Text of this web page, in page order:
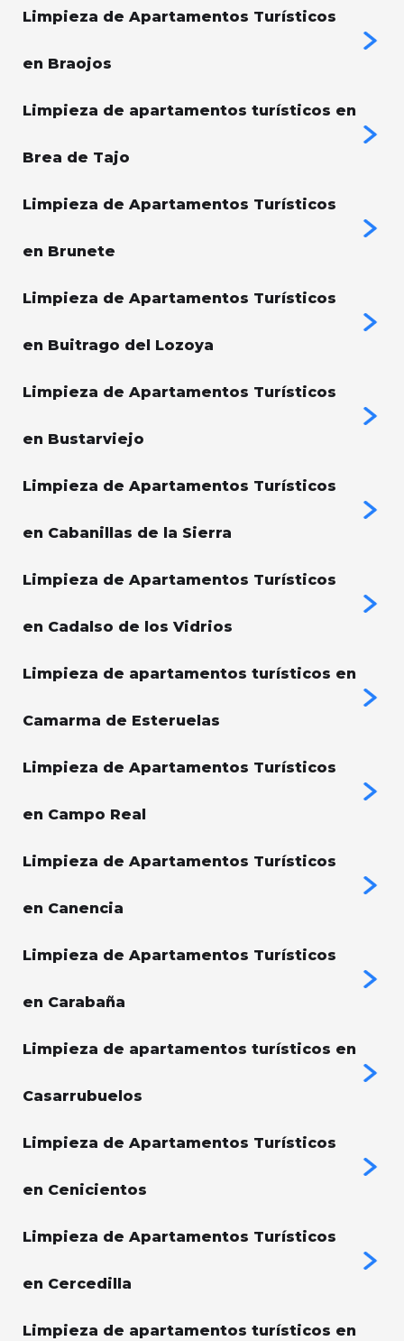
Limpieza de Apartamentos Turísticos
en Braojos
Limpieza de apartamentos turísticos en
Brea de Tajo
Limpieza de Apartamentos Turísticos
en Brunete
Limpieza de Apartamentos Turísticos
en Buitrago del Lozoya
Limpieza de Apartamentos Turísticos
en Bustarviejo
Limpieza de Apartamentos Turísticos
en Cabanillas de la Sierra
Limpieza de Apartamentos Turísticos
en Cadalso de los Vidrios
Limpieza de apartamentos turísticos en
Camarma de Esteruelas
Limpieza de Apartamentos Turísticos
en Campo Real
Limpieza de Apartamentos Turísticos
en Canencia
Limpieza de Apartamentos Turísticos
en Carabaña
Limpieza de apartamentos turísticos en
Casarrubuelos
Limpieza de Apartamentos Turísticos
en Cenicientos
Limpieza de Apartamentos Turísticos
en Cercedilla
Limpieza de apartamentos turísticos en